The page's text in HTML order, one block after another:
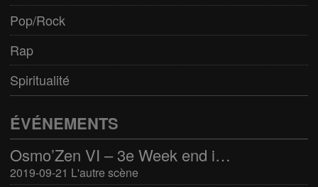
Pop/Rock
Rap
Spiritualité
ÉVÉNEMENTS
Osmo’Zen VI – 3e Week end international du bien-être
2019-09-21 L'autre scène